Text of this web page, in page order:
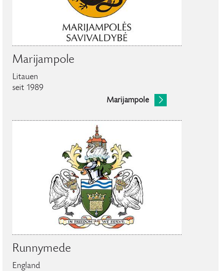
Marijampole
Litauen
seit 1989
Marijampole
Runnymede
England